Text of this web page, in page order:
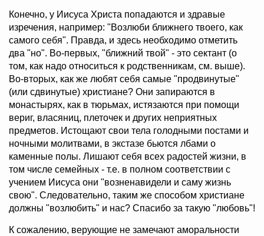
Конечно, у Иисуса Христа попадаются и здравые
изречения, например: "Возлюби ближнего твоего, как
самого себя". Правда, и здесь необходимо отметить
два "но". Во-первых, "ближний твой" - это сектант (о
том, как надо относиться к родственникам, см. выше).
Во-вторых, как же любят себя самые "продвинутые"
(или сдвинутые) христиане? Они запираются в
монастырях, как в тюрьмах, истязаются при помощи
вериг, власяниц, плеточек и других неприятных
предметов. Истощают свои тела голодными постами и
ночными молитвами, в экстазе бьются лбами о
каменные полы. Лишают себя всех радостей жизни, в
том числе семейных - т.е. в полном соответствии с
учением Иисуса они "возненавидели и саму жизнь
свою". Следовательно, таким же способом христиане
должны "возлюбить" и нас? Спасибо за такую "любовь"!
К сожалению, верующие не замечают аморальности